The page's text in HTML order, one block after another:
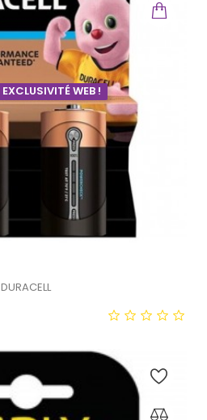
EXCLUSIVITÉ WEB !
DURACELL